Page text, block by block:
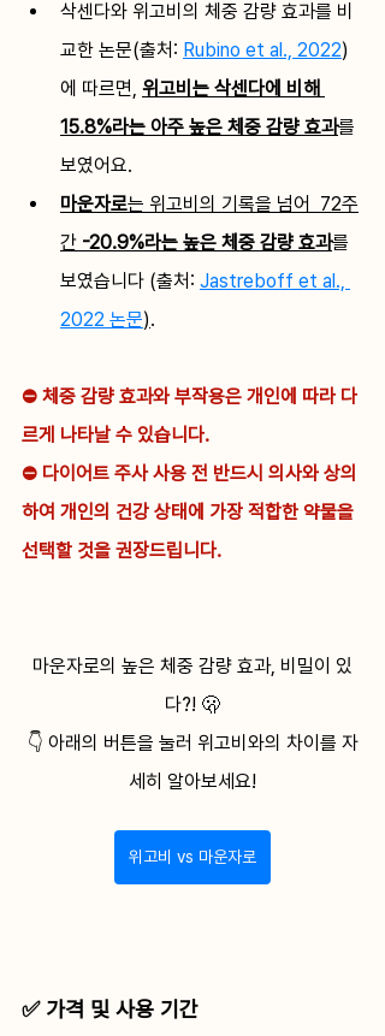
삭센다와 위고비의 체중 감량 효과를 비
교한 논문(출처: Rubino et al., 2022)
에 따르면, 위고비는 삭센다에 비해
15.8%라는 아주 높은 체중 감량 효과를
보였어요.
마운자로는 위고비의 기록을 넘어  72주
간 -20.9%라는 높은 체중 감량 효과를
보였습니다 (출처: Jastreboff et al.,
2022 논문).
⛔️ 체중 감량 효과와 부작용은 개인에 따라 다
르게 나타날 수 있습니다.
⛔️ 다이어트 주사 사용 전 반드시 의사와 상의
하여 개인의 건강 상태에 가장 적합한 약물을
선택할 것을 권장드립니다.
마운자로의 높은 체중 감량 효과, 비밀이 있
다?! 🫢
👇 아래의 버튼을 눌러 위고비와의 차이를 자
세히 알아보세요!
위고비 vs 마운자로
✅ 가격 및 사용 기간